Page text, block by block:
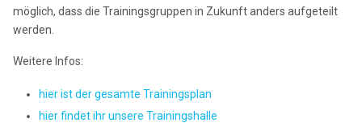
möglich, dass die Trainingsgruppen in Zukunft anders aufgeteilt
werden.
Weitere Infos:
hier ist der gesamte Trainingsplan
hier findet ihr unsere Trainingshalle